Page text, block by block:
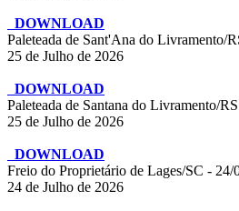
DOWNLOAD
Paleteada de Sant'Ana do Livramento/
25 de Julho de 2026
DOWNLOAD
Paleteada de Santana do Livramento/
25 de Julho de 2026
DOWNLOAD
Freio do Proprietário de Lages/SC - 24/
24 de Julho de 2026